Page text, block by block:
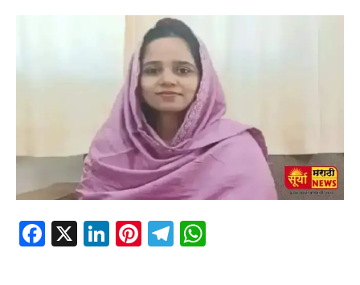
Facebook
X LinkedIn
Pinterest
Telegram